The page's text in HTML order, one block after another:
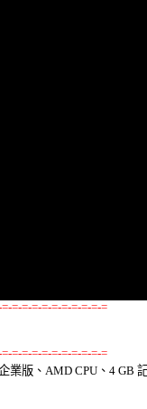
=-=-=-=-=-=-=-=-=-=
=-=-=-=-=-=-=-=-=-=
業版、AMD CPU、4 GB